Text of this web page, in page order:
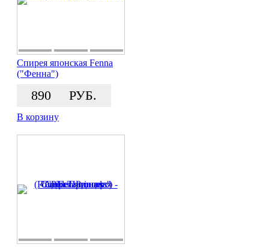
Спирея японская Fenna
("Фенна")
890 РУБ.
В корзину